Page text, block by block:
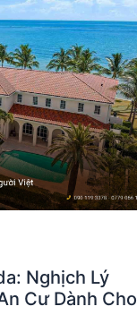
Nghịch Lý
Cư Dành Cho